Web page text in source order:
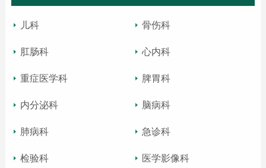
儿科 骨伤科
肛肠科 心内科
重症医学科 脾胃科
内分泌科 脑病科
肺病科 急诊科
检验科 医学影像科